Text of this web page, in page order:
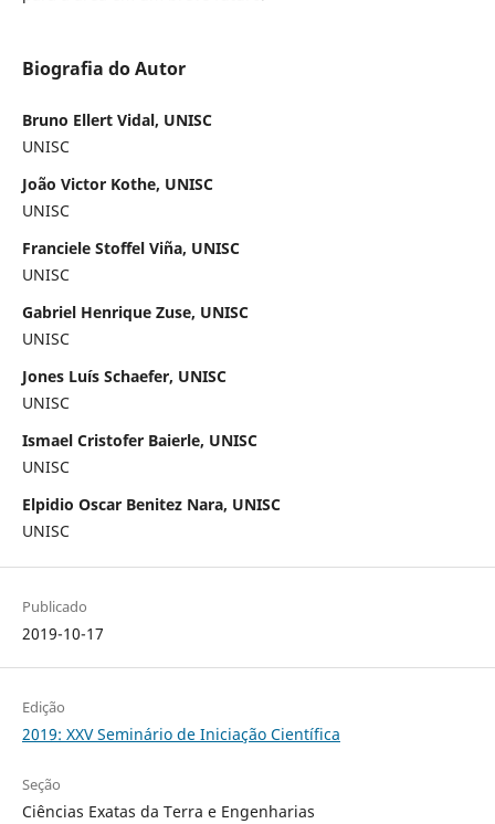
Biografia do Autor
Bruno Ellert Vidal, UNISC
UNISC
João Victor Kothe, UNISC
UNISC
Franciele Stoffel Viña, UNISC
UNISC
Gabriel Henrique Zuse, UNISC
UNISC
Jones Luís Schaefer, UNISC
UNISC
Ismael Cristofer Baierle, UNISC
UNISC
Elpidio Oscar Benitez Nara, UNISC
UNISC
Publicado
2019-10-17
Edição
2019: XXV Seminário de Iniciação Científica
Seção
Ciências Exatas da Terra e Engenharias